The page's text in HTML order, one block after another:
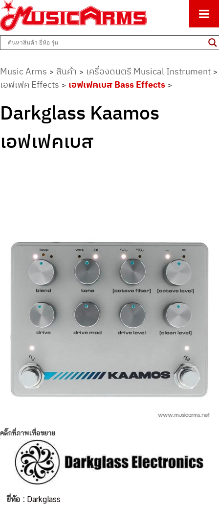
Music Arms
ศูนย์รวมครื่องดนตรีทุกชนิด ตั้งแต่เริ่มต้นถึงมืออาชีพ
Music Arms > สินค้า > เครื่องดนตรี Musical Instrument >
เอฟเฟค Effects > เอฟเฟคเบส Bass Effects >
Darkglass Kaamos
เอฟเฟคเบส
คลิ๊กที่ภาพเพื่อขยาย
ยี่ห้อ : Darkglass